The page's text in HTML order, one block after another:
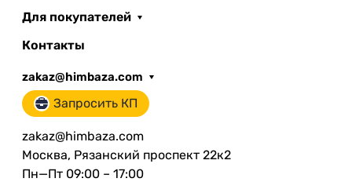
Для покупателей
Контакты
zakaz@himbaza.com
Запросить КП
zakaz@himbaza.com
Москва, Рязанский проспект 22к2
Пн—Пт 09:00 – 17:00